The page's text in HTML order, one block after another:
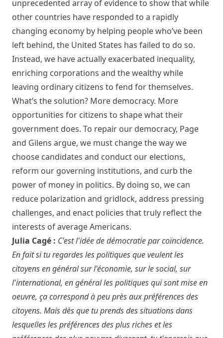
unprecedented array of evidence to show that while
other countries have responded to a rapidly
changing economy by helping people who’ve been
left behind, the United States has failed to do so.
Instead, we have actually exacerbated inequality,
enriching corporations and the wealthy while
leaving ordinary citizens to fend for themselves.
What’s the solution? More democracy. More
opportunities for citizens to shape what their
government does. To repair our democracy, Page
and Gilens argue, we must change the way we
choose candidates and conduct our elections,
reform our governing institutions, and curb the
power of money in politics. By doing so, we can
reduce polarization and gridlock, address pressing
challenges, and enact policies that truly reflect the
interests of average Americans.
Julia Cagé : C'est l'idée de démocratie par coïncidence.
En fait si tu regardes les politiques que veulent les
citoyens en général sur l'économie, sur le social, sur
l'international, en général les politiques qui sont mise en
oeuvre, ça correspond à peu près aux préférences des
citoyens. Mais dès que tu prends des situations dans
lesquelles les préférences des plus riches et les